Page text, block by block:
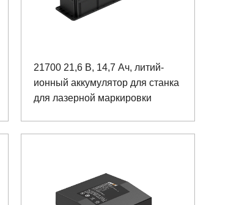
21700 21,6 В, 14,7 Ач, литий-
ионный аккумулятор для станка
для лазерной маркировки